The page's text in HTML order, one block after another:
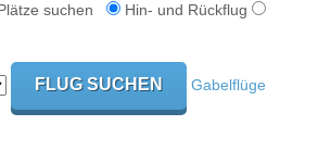
suchen Hin- und Rückflug
Gabelflüge